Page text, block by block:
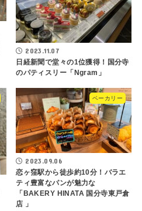
2023.11.07
日経新聞で堂々の1位獲得！国分寺
のパティスリー「Ngram」
ベーカリー
2023.09.06
恋ヶ窪駅から徒歩約10分！バラエ
ティ豊富なパンが魅力な
「BAKERY HINATA 国分寺東戸倉
店 」